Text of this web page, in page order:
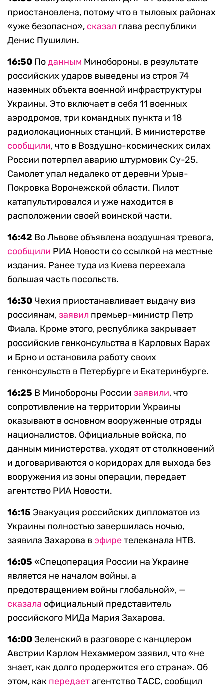
приостановлена, потому что в тыловых районах
«уже безопасно», сказал глава республики
Денис Пушилин.
16:50 Поданным Минобороны, в результате
российских ударов выведены из строя 74
наземных объекта военной инфраструктуры
Украины. Это включает в себя 11 военных
аэродромов, три командных пункта и 18
радиолокационных станций. В министерстве
сообщили, что в Воздушно-космических силах
России потерпел аварию штурмовик Су-25.
Самолет упал недалеко от деревни Урыв-
Покровка Воронежской области. Пилот
катапультировался и уже находится в
расположении своей воинской части.
16:42 Во Львове объявлена воздушная тревога,
сообщили РИА Новости со ссылкой на местные
издания. Ранее туда из Киева переехала
большая часть посольств.
16:30 Чехия приостанавливает выдачу виз
россиянам,заявил премьер-министр Петр
Фиала. Кроме этого, республика закрывает
российские генконсульства в Карловых Варах
и Брно и остановила работу своих
генконсульств в Петербурге и Екатеринбурге.
16:25 В Минобороны России заявили, что
сопротивление на территории Украины
оказывают в основном вооруженные отряды
националистов. Официальные войска, по
данным министерства, уходят от столкновений
и договариваются о коридорах для выхода без
вооружения из зоны операции, передает
агентство РИА Новости.
16:15 Эвакуация российских дипломатов из
Украины полностью завершилась ночью,
заявила Захарова в эфиретелеканала НТВ.
16:05 «Спецоперация России на Украине
является не началом войны, а
предотвращением войны глобальной», —
сказала официальный представитель
российского МИДа Мария Захарова.
16:00Зеленский в разговоре с канцлером
Австрии Карлом Нехаммером заявил, что «не
знает, как долго продержится его страна». Об
этом, как передаетагентство ТАСС, сообщил